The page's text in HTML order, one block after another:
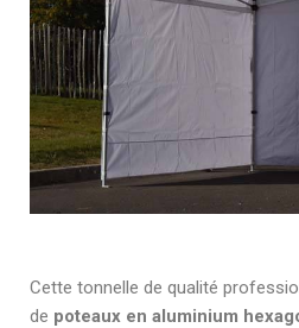
Cette tonnelle de qualité
de poteaux en aluminium